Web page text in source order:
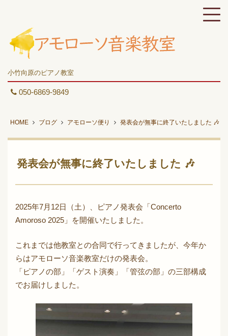
小竹向原のピアノ教室
050-6869-9849
HOME ブログ アモローソ便り 発表会が無事に終了いたしました 🎶
発表会が無事に終了いたしました 🎶
2025年7月12日（土）、ピアノ発表会「Concerto
Amoroso 2025」を開催いたしました。
これまでは他教室との合同で行ってきましたが、今年か
らはアモローソ音楽教室だけの発表会。
「ピアノの部」「ゲスト演奏」「管弦の部」の三部構成
でお届けしました。